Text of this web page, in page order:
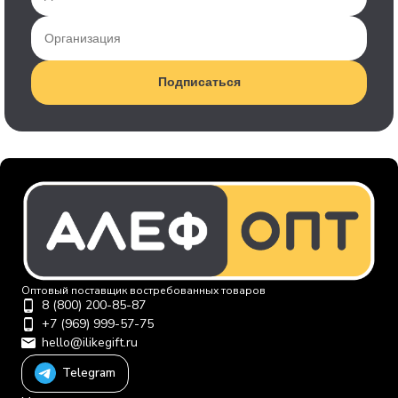
Подписаться
Оптовый поставщик востребованных товаров
8 (800) 200-85-87
+7 (969) 999-57-75
hello@ilikegift.ru
Telegram